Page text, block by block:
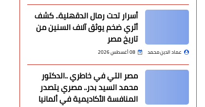
أسرار تحت رمال الدقهلية.. كشف
أثري ضخم يوثق آلاف السنين من
تاريخ مصر
عماد الدين محمد 08 أغسطس 2026
مصر التي في خاطري ..الدكتور
محمد السيد بدر.. مصري يتصدر
المنافسة الأكاديمية في ألمانيا